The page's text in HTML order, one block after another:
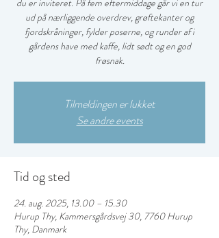
du er inviteret. På fem eftermiddage går vi en tur
ud på nærliggende overdrev, grøftekanter og
fjordskråninger, fylder poserne, og runder af i
gårdens have med kaffe, lidt sødt og en god
frøsnak.
Tilmeldingen er lukket
Se andre events
Tid og sted
24. aug. 2025, 13.00 – 15.30
Hurup Thy, Kammersgårdsvej 30, 7760 Hurup
Thy, Danmark